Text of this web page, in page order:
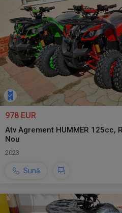
978 EUR
Atv Agrement HUMMER 125cc,
Nou
2023
Sună